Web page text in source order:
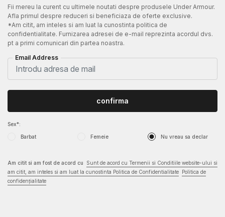
Fii mereu la curent cu ultimele noutati despre produsele Under Armour.
Afla primul despre reduceri si beneficiaza de oferte exclusive.
*Am citit, am inteles si am luat la cunostinta politica de
confidentialitate. Furnizarea adresei de e-mail reprezinta acordul dvs.
pt a primi comunicari din partea noastra.
Email Address
Sex*:
Barbat Femeie Nu vreau sa declar
confirma
Am citit si am fost de acord cu
Sunt de acord cu Termenii si Conditiile website-ului si
am citit, am inteles si am luat la cunostinta Politica de Confidentialitate
Politica de
confidențialitate